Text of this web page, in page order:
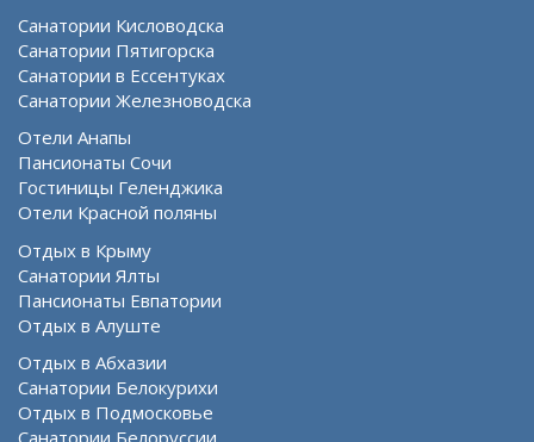
Санатории Кисловодска
Санатории Пятигорска
Санатории в Ессентуках
Санатории Железноводска
Отели Анапы
Пансионаты Сочи
Гостиницы Геленджика
Отели Красной поляны
Отдых в Крыму
Санатории Ялты
Пансионаты Евпатории
Отдых в Алуште
Отдых в Абхазии
Санатории Белокурихи
Отдых в Подмосковье